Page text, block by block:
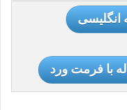
انگلیسی
با فرمت ورد